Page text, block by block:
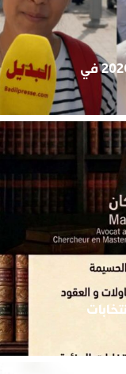
نطلاق امتحانات البكالوريا دورة يونيو 2026 في